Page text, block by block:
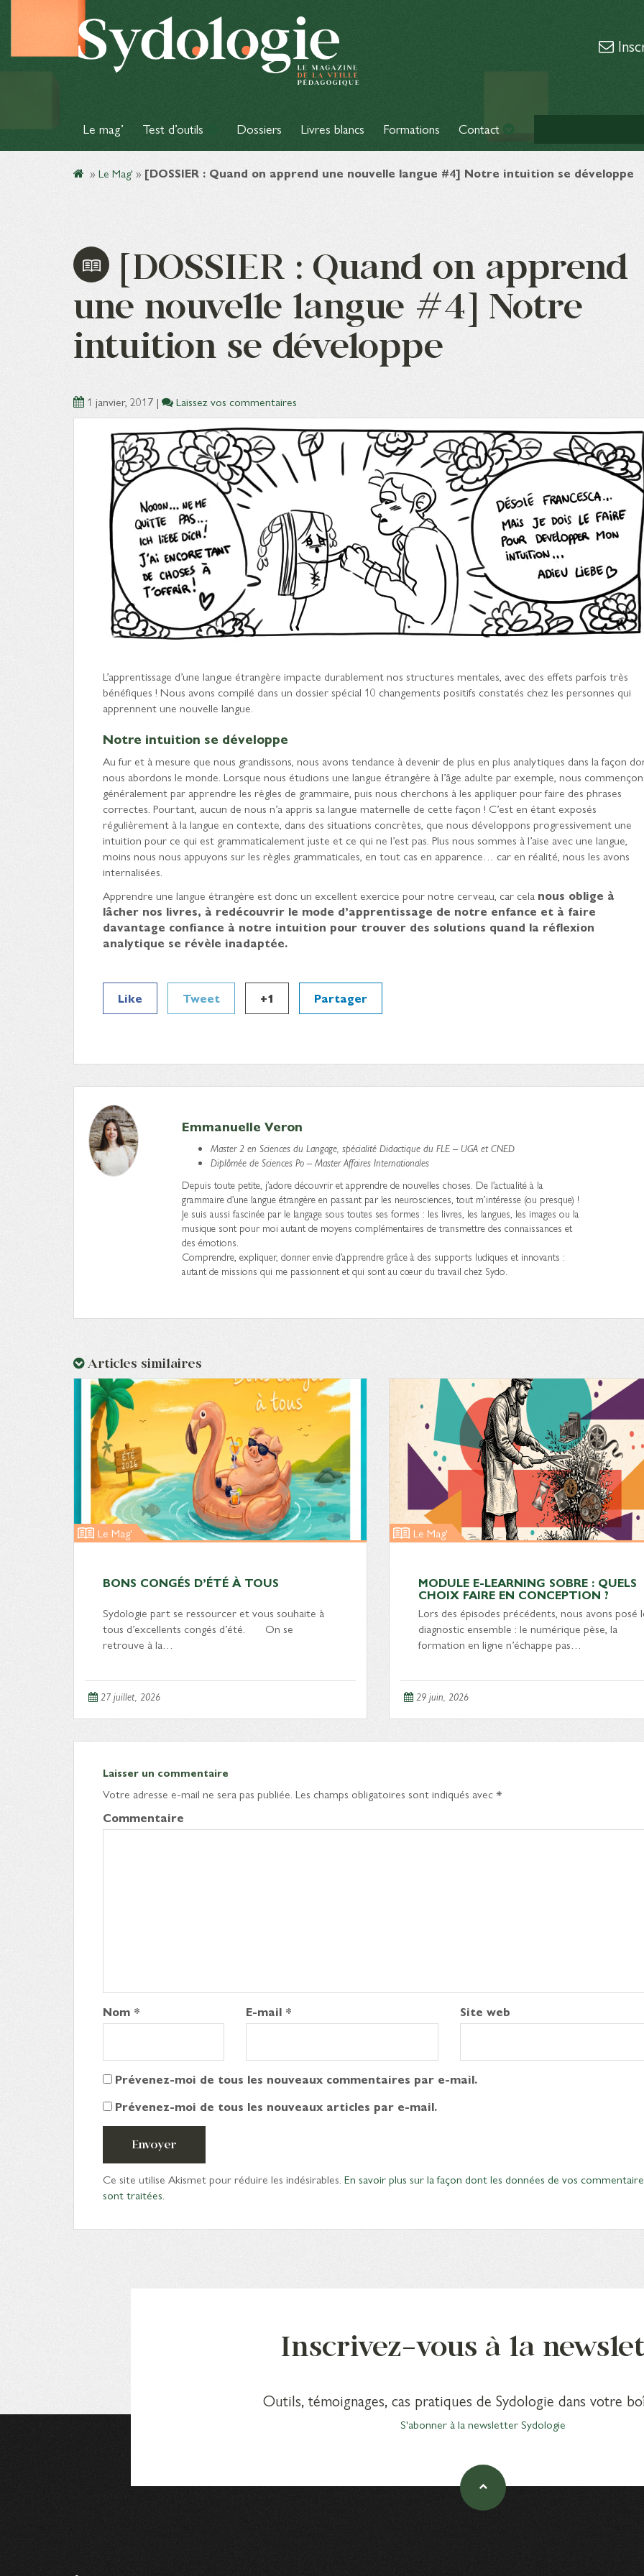
Le mag’ Test d’outils Dossiers Livres blancs Formations Contact
» Le Mag' » [DOSSIER : Quand on apprend une nouvelle langue #4] Notre intuition se développe
[DOSSIER : Quand on apprend
une nouvelle langue #4] Notre
intuition se développe
1 janvier, 2017 | Laissez vos commentaires
L’apprentissage d’une langue étrangère impacte durablement nos structures mentales, avec des effets parfois très
bénéfiques ! Nous avons compilé dans un dossier spécial 10 changements positifs constatés chez les personnes qui
apprennent une nouvelle langue.
Notre intuition se développe
Au fur et à mesure que nous grandissons, nous avons tendance à devenir de plus en plus analytiques dans la façon
nous abordons le monde. Lorsque nous étudions une langue étrangère à l’âge adulte par exemple, nous
généralement par apprendre les règles de grammaire, puis nous cherchons à les appliquer pour faire des phrases
correctes. Pourtant, aucun de nous n’a appris sa langue maternelle de cette façon ! C’est en étant exposés
régulièrement à la langue en contexte, dans des situations concrètes, que nous développons progressivement une
intuition pour ce qui est grammaticalement juste et ce qui ne l’est pas. Plus nous sommes à l’aise avec une langue,
moins nous nous appuyons sur les règles grammaticales, en tout cas en apparence… car en réalité, nous les avons
internalisées.
Apprendre une langue étrangère est donc un excellent exercice pour notre cerveau, car cela nous oblige à
lâcher nos livres, à redécouvrir le mode d’apprentissage de notre enfance et à faire
davantage confiance à notre intuition pour trouver des solutions quand la réflexion
analytique se révèle inadaptée.
Like Tweet +1 Partager
Emmanuelle Veron
Master 2 en Sciences du Langage, spécialité Didactique du FLE – UGA et CNED
Diplômée de Sciences Po – Master Affaires Internationales
Depuis toute petite, j’adore découvrir et apprendre de nouvelles choses. De l’actualité à la
grammaire d’une langue étrangère en passant par les neurosciences, tout m’intéresse (ou presque) !
Je suis aussi fascinée par le langage sous toutes ses formes : les livres, les langues, les images ou la
musique sont pour moi autant de moyens complémentaires de transmettre des connaissances et
des émotions.
Comprendre, expliquer, donner envie d’apprendre grâce à des supports ludiques et innovants :
autant de missions qui me passionnent et qui sont au cœur du travail chez Sydo.
Articles similaires
Le Mag'
BONS CONGÉS D’ÉTÉ À TOUS
Sydologie part se ressourcer et vous souhaite à
tous d’excellents congés d’été. On se
retrouve à la…
27 juillet, 2026
Le Mag'
MODULE E-LEARNING SOBRE : QUELS
CHOIX FAIRE EN CONCEPTION ?
Lors des épisodes précédents, nous avons posé
diagnostic ensemble : le numérique pèse, la
formation en ligne n’échappe pas…
29 juin, 2026
Laisser un commentaire
Votre adresse e-mail ne sera pas publiée. Les champs obligatoires sont indiqués avec*
Commentaire
Nom * E-mail * Site web
Prévenez-moi de tous les nouveaux commentaires par e-mail.
Prévenez-moi de tous les nouveaux articles par e-mail.
Envoyer
Ce site utilise Akismet pour réduire les indésirables. En savoir plus sur la façon dont les données de vos
sont traitées.
Inscrivez-vous à la
Outils, témoignages, cas pratiques de Sydologie dans votre
S'abonner à la newsletter Sydologie